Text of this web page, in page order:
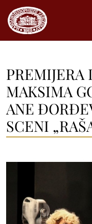
PREMIJERA
MAKSIMA
ANE
SCENI